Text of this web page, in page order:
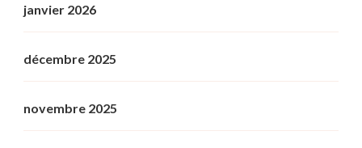
janvier 2026
décembre 2025
novembre 2025